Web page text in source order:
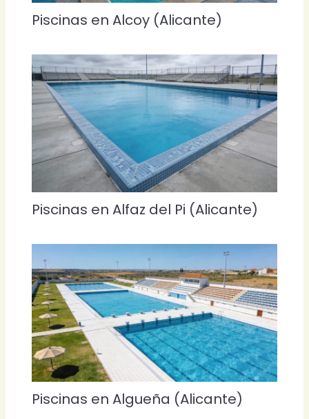
Piscinas en Alcoy (Alicante)
Piscinas en Alfaz del Pi (Alicante)
Piscinas en Algueña (Alicante)